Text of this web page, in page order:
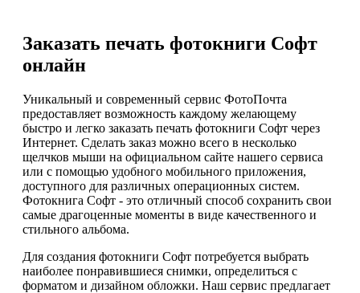
Заказать печать фотокниги Софт
онлайн
Уникальный и современный сервис ФотоПочта
предоставляет возможность каждому желающему
быстро и легко заказать печать фотокниги Софт через
Интернет. Сделать заказ можно всего в несколько
щелчков мыши на официальном сайте нашего сервиса
или с помощью удобного мобильного приложения,
доступного для различных операционных систем.
Фотокнига Софт - это отличный способ сохранить свои
самые драгоценные моменты в виде качественного и
стильного альбома.
Для создания фотокниги Софт потребуется выбрать
наиболее понравившиеся снимки, определиться с
форматом и дизайном обложки. Наш сервис предлагает